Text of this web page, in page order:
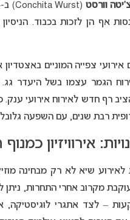
וורסט (Conchita Wurst) ב-2014.
אף הן לזכות בכבוד.
הגמר עצמו בשל היעדר
רבת שנים, עם השפעה
אירוויזיון
לאירוע שיא לא רק מבחינה
מקרוב אחרי התחרות,
– לצד אתגרי לוגיסטיקה,